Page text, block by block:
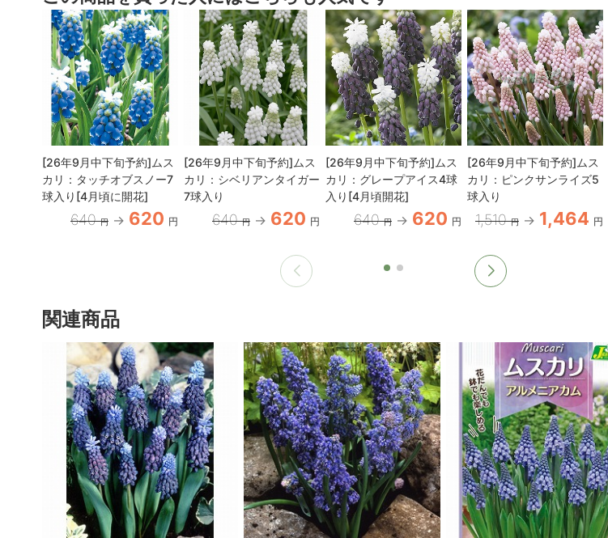
[26年9月中下旬予約]ムス
カリ：タッチオブスノー7
球入り[4月頃に開花]
640 円 620 円
[26年9月中下旬予約]ムス
カリ：シベリアンタイガー
7球入り
640 円 620 円
[26年9月中下旬予約]ムス
カリ：グレープアイス4球
入り[4月頃開花]
640 円 620 円
[26年9月中下旬予約]ムス
カリ：ピンクサンライズ5
球入り
1,510 円 1,464 円
関連商品